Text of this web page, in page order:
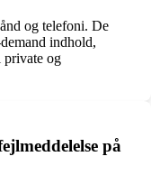
og telefoni. De
indhold,
private og
på